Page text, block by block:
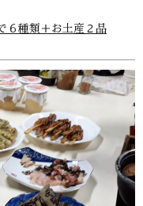
６種類＋お土産２品